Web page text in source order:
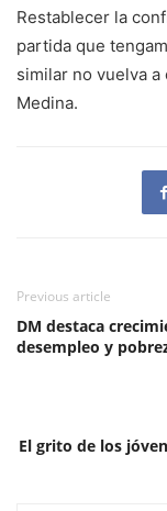
Restablecer la
partida que
similar no vuelva
Medina.
Previous article
DM destaca
desempleo y
El grito de los